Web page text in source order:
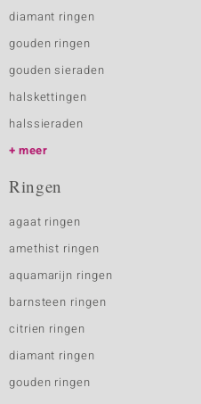
diamant ringen
gouden ringen
gouden sieraden
halskettingen
halssieraden
meer
Ringen
agaat ringen
amethist ringen
aquamarijn ringen
barnsteen ringen
citrien ringen
diamant ringen
gouden ringen